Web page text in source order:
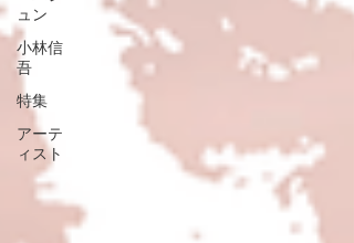
ュン
小林信
吾
特集
アーテ
ィスト